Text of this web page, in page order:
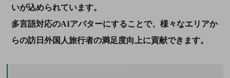
いが込められています。
多言語対応のAIアバターにすることで、様々なエリアか
らの訪日外国人旅行者の満足度向上に貢献できます。